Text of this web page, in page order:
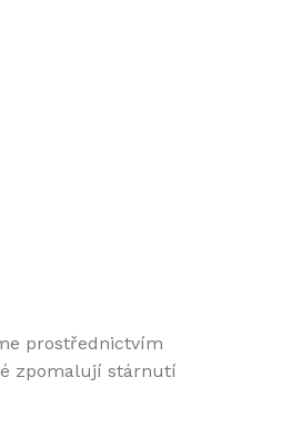
prostřednictvím
zpomalují stárnutí